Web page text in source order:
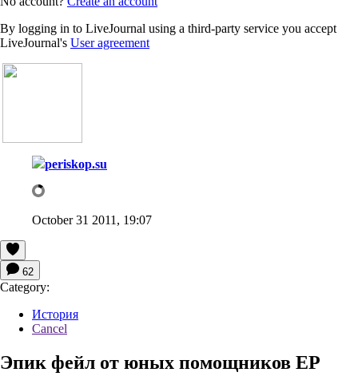
By logging in to LiveJournal using a third-party service you accept
LiveJournal's User agreement
periskop.su
October 31 2011, 19:07
62
Category:
История
Cancel
Эпик фейл от юных помощников ЕР